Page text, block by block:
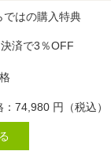
ではの購入特典
済で3％OFF
：74,980 円（税込）